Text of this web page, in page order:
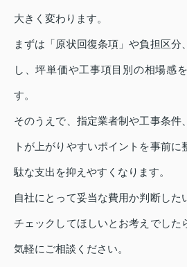
大きく変わります。
まずは「原状回復条項」や負担区分
し、坪単価や工事項目別の相場感
す。
そのうえで、指定業者制や工事条件
トが上がりやすいポイントを事前
駄な支出を抑えやすくなります。
自社にとって妥当な費用か判断した
チェックしてほしいとお考えでした
気軽にご相談ください。